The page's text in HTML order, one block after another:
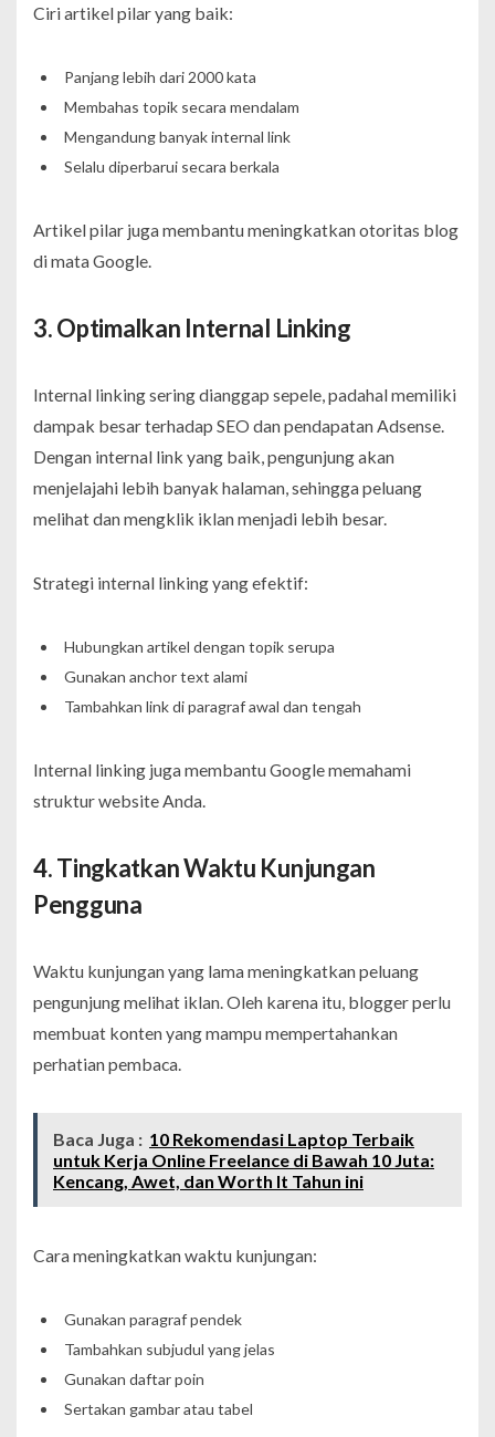
Ciri artikel pilar yang baik:
Panjang lebih dari 2000 kata
Membahas topik secara mendalam
Mengandung banyak internal link
Selalu diperbarui secara berkala
Artikel pilar juga membantu meningkatkan otoritas blog
di mata Google.
3. Optimalkan Internal Linking
Internal linking sering dianggap sepele, padahal memiliki
dampak besar terhadap SEO dan pendapatan Adsense.
Dengan internal link yang baik, pengunjung akan
menjelajahi lebih banyak halaman, sehingga peluang
melihat dan mengklik iklan menjadi lebih besar.
Strategi internal linking yang efektif:
Hubungkan artikel dengan topik serupa
Gunakan anchor text alami
Tambahkan link di paragraf awal dan tengah
Internal linking juga membantu Google memahami
struktur website Anda.
4. Tingkatkan Waktu Kunjungan
Pengguna
Waktu kunjungan yang lama meningkatkan peluang
pengunjung melihat iklan. Oleh karena itu, blogger perlu
membuat konten yang mampu mempertahankan
perhatian pembaca.
Baca Juga : 10 Rekomendasi Laptop Terbaik
untuk Kerja Online Freelance di Bawah 10 Juta:
Kencang, Awet, dan Worth It Tahun ini
Cara meningkatkan waktu kunjungan:
Gunakan paragraf pendek
Tambahkan subjudul yang jelas
Gunakan daftar poin
Sertakan gambar atau tabel